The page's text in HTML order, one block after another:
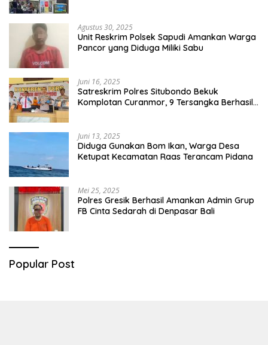
Agustus 30, 2025
Unit Reskrim Polsek Sapudi Amankan Warga
Pancor yang Diduga Miliki Sabu
Juni 16, 2025
Satreskrim Polres Situbondo Bekuk
Komplotan Curanmor, 9 Tersangka Berhasil
Juni 13, 2025
Diduga Gunakan Bom Ikan, Warga Desa
Ketupat Kecamatan Raas Terancam Pidana
Mei 25, 2025
Polres Gresik Berhasil Amankan Admin Grup
FB Cinta Sedarah di Denpasar Bali
Popular Post